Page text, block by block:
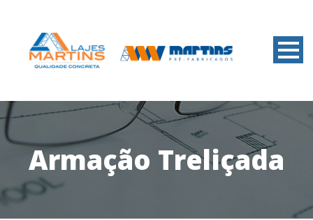
Armação Treliçada